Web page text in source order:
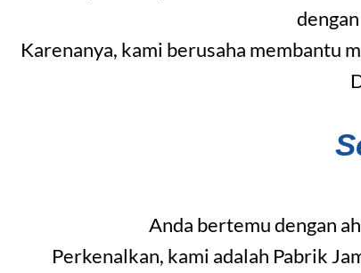
Karenanya, kami berusaha membantu
Anda bertemu dengan
Perkenalkan, kami adalah Pabrik